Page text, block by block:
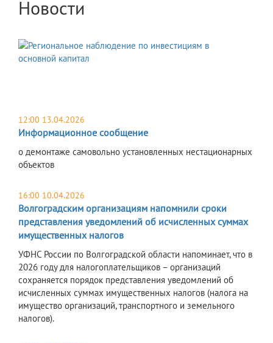
Новости
12:00 13.04.2026
Информационное сообщение
о демонтаже самовольно установленных нестационарных
объектов
16:00 10.04.2026
Волгоградским организациям напомнили сроки
представления уведомлений об исчисленных суммах
имущественных налогов
УФНС России по Волгоградской области напоминает, что в
2026 году для налогоплательщиков – организаций
сохраняется порядок представления уведомлений об
исчисленных суммах имущественных налогов (налога на
имущество организаций, транспортного и земельного
налогов).